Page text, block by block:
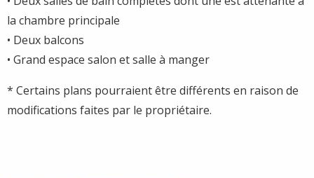
la chambre principale
• Deux balcons
• Grand espace salon et salle à manger
* Certains plans pourraient être différents en raison de
modifications faites par le propriétaire.